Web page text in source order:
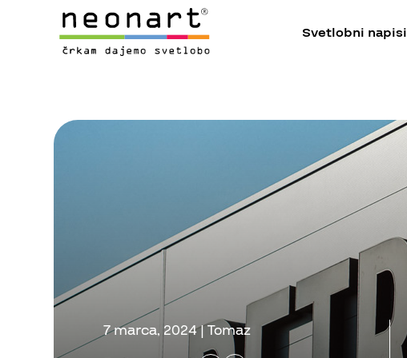
Svetlobni napisi
Neonart d.o.o.
7 marca, 2024 | Tomaz